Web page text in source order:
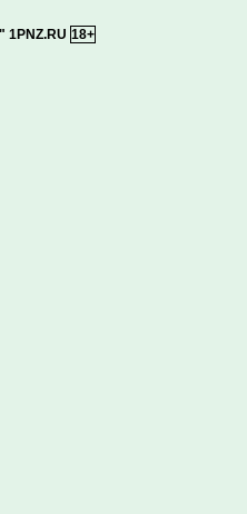
1PNZ.RU 18+